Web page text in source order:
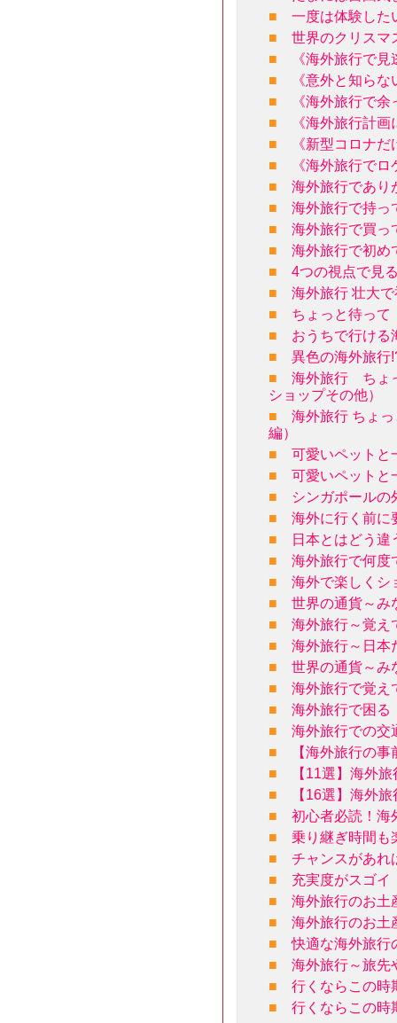
■
一度は体験した
■
世界のクリスマ
■
《海外旅行で
■
《意外と知ら
■
《海外旅行で
■
《海外旅行計
■
《新型コロナ
■
《海外旅行で
■
海外旅行であり
■
海外旅行で持っ
■
海外旅行で買っ
■
海外旅行で初め
■
4つの視点で見
■
海外旅行 壮大
■
ちょっと待って
■
おうちで行ける
■
異色の海外旅行
■
海外旅行 ちょ
ショップその他）
■
海外旅行 ちょ
編）
■
可愛いペットと
■
可愛いペットと
■
シンガポールの
■
海外に行く前に
■
日本とはどう違
■
海外旅行で何度
■
海外で楽しくシ
■
世界の通貨～み
■
海外旅行～覚え
■
海外旅行～日本
■
世界の通貨～み
■
海外旅行で覚え
■
海外旅行で困る
■
海外旅行での交
■
【海外旅行の
■
【11選】海外
■
【16選】海外
■
初心者必読！海
■
乗り継ぎ時間も
■
チャンスがあれ
■
充実度がスゴイ
■
海外旅行のお土
■
海外旅行のお土
■
快適な海外旅行
■
海外旅行～旅先
■
行くならこの時
■
行くならこの時